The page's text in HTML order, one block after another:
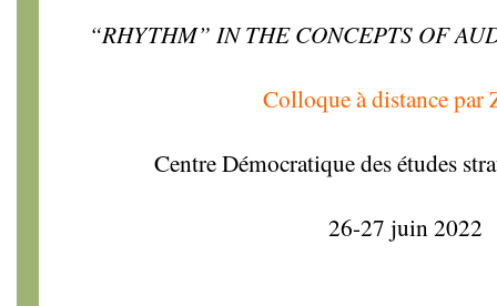
“RHYTHM” IN THE CONCEPTS OF
Colloque à distance par
Centre Démocratique des études
26-27 juin 2022